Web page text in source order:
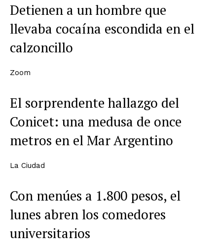
Detienen a un hombre que
llevaba cocaína escondida en el
calzoncillo
Zoom
El sorprendente hallazgo del
Conicet: una medusa de once
metros en el Mar Argentino
La Ciudad
Con menúes a 1.800 pesos, el
lunes abren los comedores
universitarios